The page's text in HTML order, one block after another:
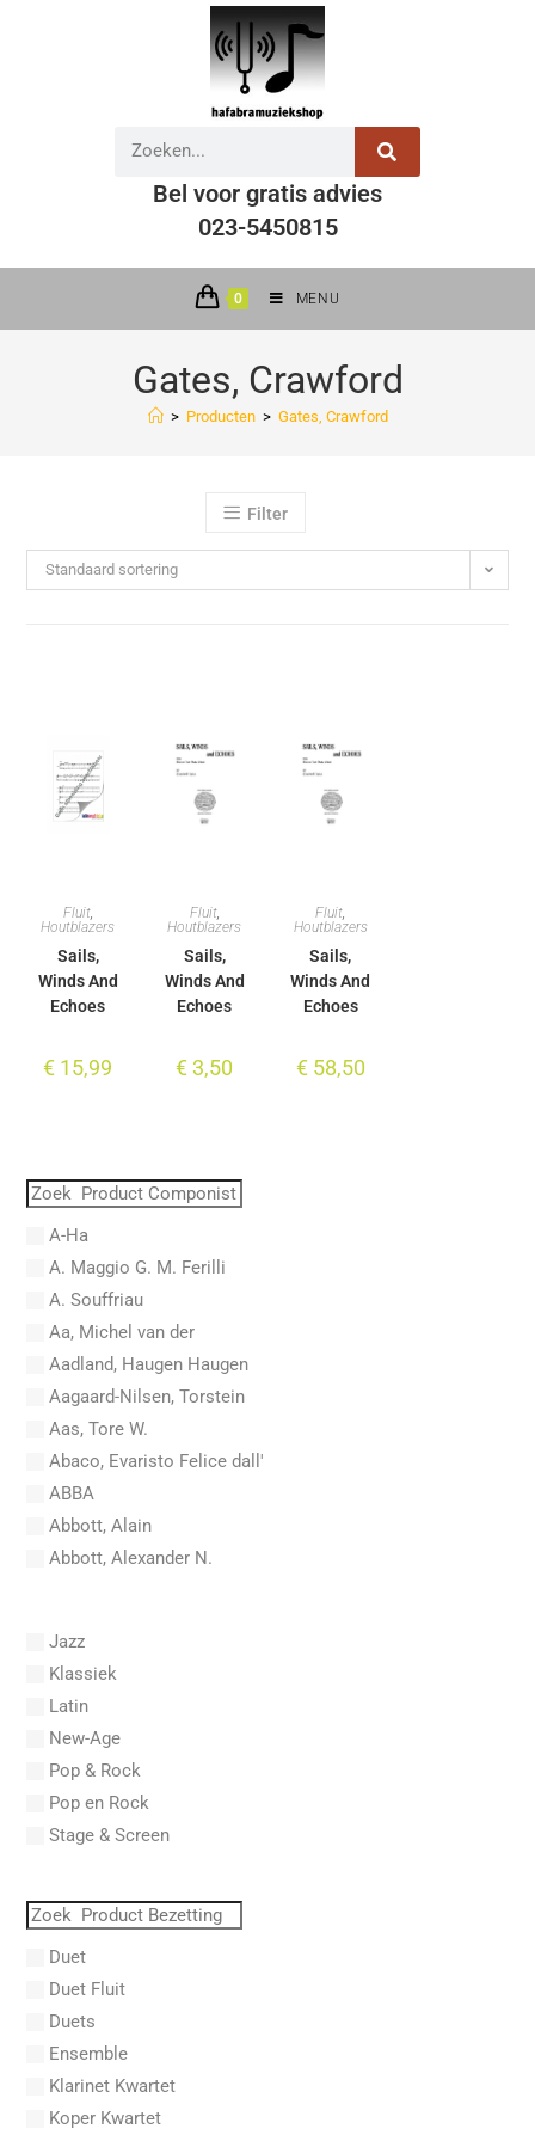
Bel voor gratis advies
023-5450815
0 MENU
Gates, Crawford
> Producten > Gates, Crawford
Filter
Standaard sortering
Fluit,
Houtblazers
Sails,
Winds And
Echoes
€ 15,99
Fluit,
Houtblazers
Sails,
Winds And
Echoes
€3,50
Fluit,
Houtblazers
Sails,
Winds And
Echoes
€58,50
A-Ha
A. Maggio G. M. Ferilli
A. Souffriau
Aa, Michel van der
Aadland, Haugen Haugen
Aagaard-Nilsen, Torstein
Aas, Tore W.
Abaco, Evaristo Felice dall'
ABBA
Abbott, Alain
Abbott, Alexander N.
Abel, Lex
Aberg, Johan Ludvig
Aboucaya, Christian
Aboulker, Isabelle
Abraham, Paul
Abrams, Lester
Abreu, Zequinha
Absil, Jean
AC/DC
Acker, Dieter
Acosta, Omar
Jazz
Klassiek
Latin
New-Age
Pop & Rock
Pop en Rock
Stage & Screen
Duet
Duet Fluit
Duets
Ensemble
Klarinet Kwartet
Koper Kwartet